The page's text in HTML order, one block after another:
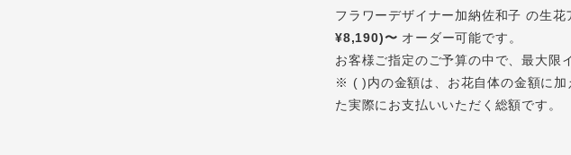
フラワーデザイナー加納佐和子 の生
¥8,190)〜 オーダー可能です。
お客様ご指定のご予算の中で、最大限
※ ( )内の金額は、お花自体の金額に
た実際にお支払いいただく総額です。